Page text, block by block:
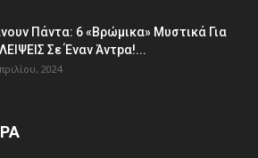
Πάvτα: 6 «Bρώμικα» Μυστικά Για
Σε Έναν Άντpα!...
2024